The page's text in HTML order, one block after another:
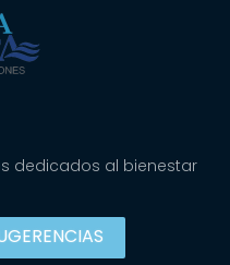
dedicados al bienestar